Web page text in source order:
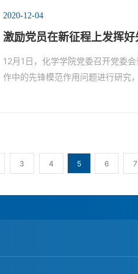
2020-12-04
激励党员在新征程上发挥
12月1日，化学学院党委召开党委
作中的先锋模范作用问题进行研究
3 4 5 6 7